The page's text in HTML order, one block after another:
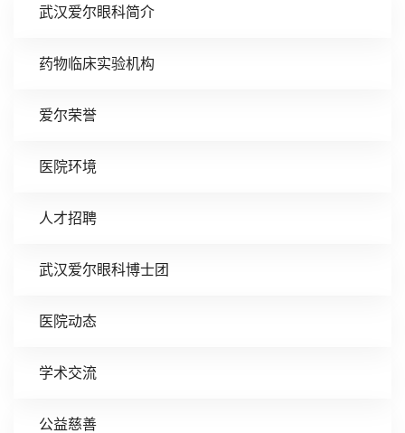
武汉爱尔眼科简介
药物临床实验机构
爱尔荣誉
医院环境
人才招聘
武汉爱尔眼科博士团
医院动态
学术交流
公益慈善